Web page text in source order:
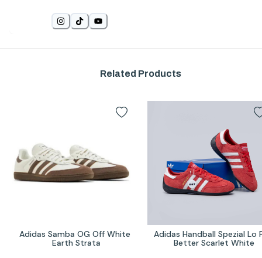
Related Products
Adidas Samba OG Off White
Earth Strata
Adidas Handball Spezial Lo
Better Scarlet White